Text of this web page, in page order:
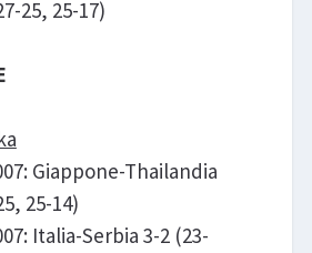
25, 25-17)
Giappone-Thailandia
25-14)
Italia-Serbia 3-2 (23-